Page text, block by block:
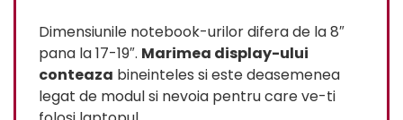
Dimensiunile notebook-urilor difera de la 8″
pana la 17-19″. Marimea display-ului
conteaza bineinteles si este deasemenea
legat de modul si nevoia pentru care ve-ti